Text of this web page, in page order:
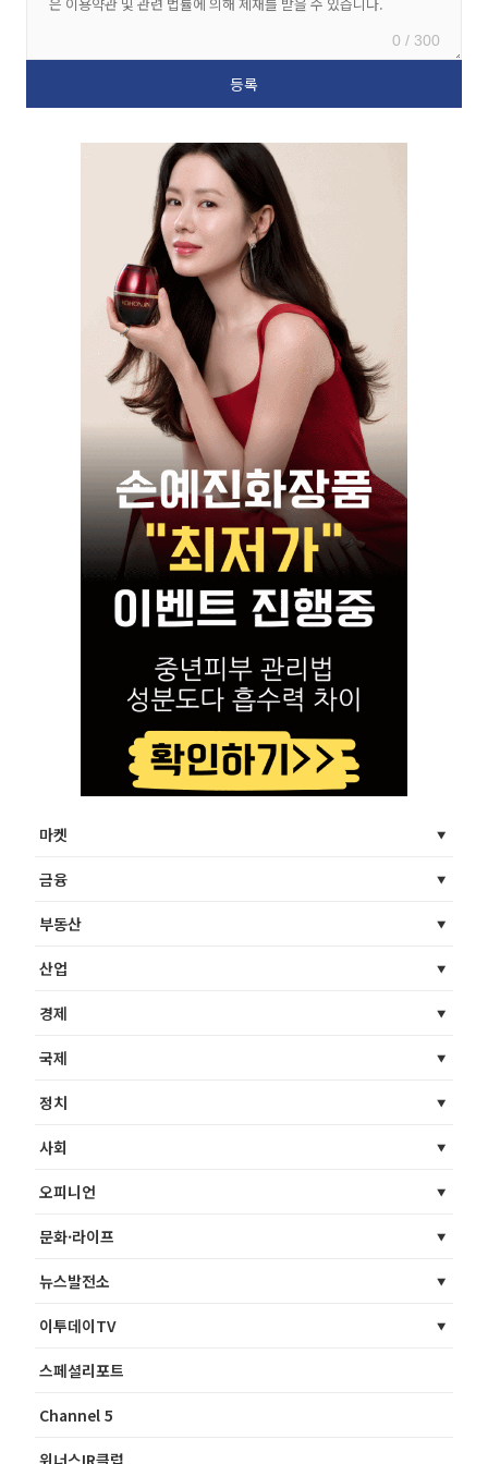
0 / 300
마켓
금융
부동산
산업
경제
국제
정치
사회
오피니언
문화·라이프
뉴스발전소
이투데이TV
스페셜리포트
Channel 5
위너스IR클럽